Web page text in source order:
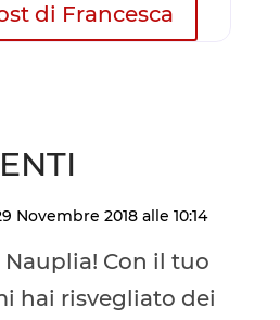
di Francesca
Novembre 2018 alle 10:14
Nauplia! Con il tuo
hai risvegliato dei